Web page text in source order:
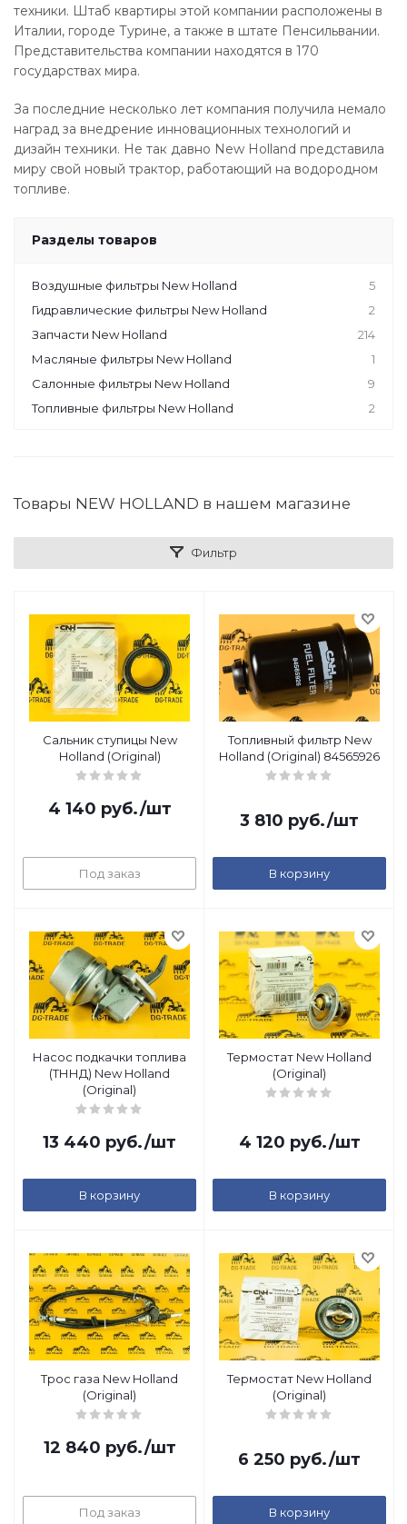
техники. Штаб квартиры этой компании расположены в
Италии, городе Турине, а также в штате Пенсильвании.
Представительства компании находятся в 170
государствах мира.
За последние несколько лет компания получила немало
наград за внедрение инновационных технологий и
дизайн техники. Не так давно New Holland представила
миру свой новый трактор, работающий на водородном
топливе.
Разделы товаров
Воздушные фильтры New Holland
5
Гидравлические фильтры New Holland
2
Запчасти New Holland
214
Масляные фильтры New Holland
1
Салонные фильтры New Holland
9
Топливные фильтры New Holland
2
Товары NEW HOLLAND в нашем магазине
Фильтр
Сальник ступицы New
Holland (Original)
4 140 руб./шт
Под заказ
Топливный фильтр New
Holland (Original) 84565926
3 810 руб./шт
В корзину
Насос подкачки топлива
(ТННД) New Holland
(Original)
13 440 руб./шт
В корзину
Термостат New Holland
(Original)
4 120 руб./шт
В корзину
Трос газа New Holland
(Original)
12 840 руб./шт
Под заказ
Термостат New Holland
(Original)
6 250 руб./шт
В корзину